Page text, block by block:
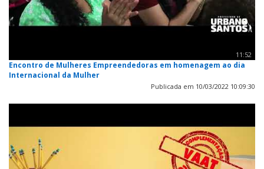
11:52
Encontro de Mulheres Empreendedoras em homenagem ao dia
Internacional da Mulher
Publicada em 10/03/2022 10:09:30